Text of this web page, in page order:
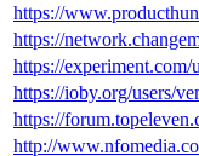
https://
https://
https://
https://ioby.org/users/
https://
http://